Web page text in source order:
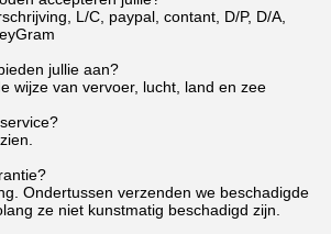
L/C, paypal, contant, D/P, D/A,
jullie aan?
wijze van vervoer, lucht, land en zee
Ondertussen verzenden we beschadigde
ze niet kunstmatig beschadigd zijn.